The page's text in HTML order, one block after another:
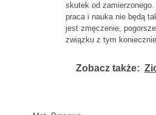
skutek od
praca i nauka nie będą
jest zmęczenie,
związku z tym
Zobacz także: